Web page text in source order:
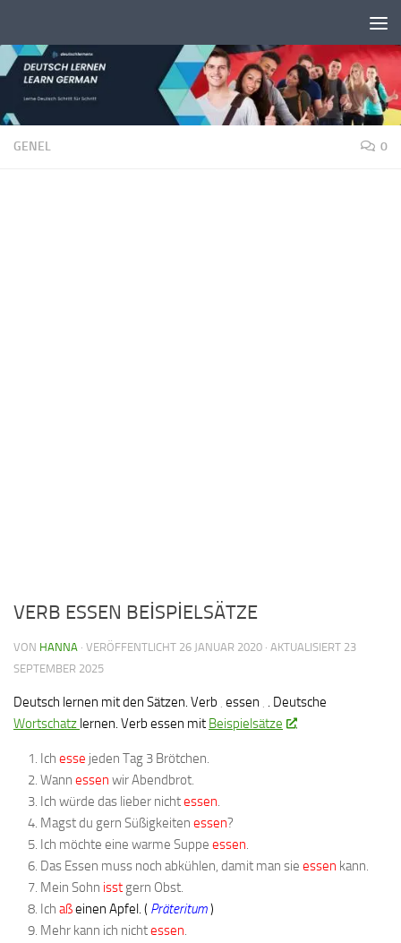
GENEL 0
VERB ESSEN BEİSPİELSÄTZE
VON HANNA · VERÖFFENTLICHT 26 JANUAR 2020 · AKTUALISIERT 23
SEPTEMBER 2025
Deutsch lernen mit den Sätzen. Verb ‚ essen ‚ . Deutsche
Wortschatz lernen. Verb essen mit Beispielsätze .
Ich esse jeden Tag 3 Brötchen.
Wann essen wir Abendbrot.
Ich würde das lieber nichtessen.
Magst du gern Süßigkeiten essen?
Ich möchte eine warme Suppe essen.
Das Essen muss noch abkühlen, damit man sie essen kann.
Mein Sohn isst gern Obst.
Ich aßeinen Apfel. ( Präteritum)
Mehr kann ich nichtessen.